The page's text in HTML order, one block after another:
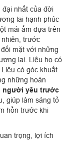
đại nhất của đời
lai hạnh phúc
mái ấm dựa trên
trước
mặt với những
lai. Liệu họ có
có góc khuất
những hoàn
người yêu trước
giúp làm sáng tỏ
hồn trước khi
trọng, lợi ích